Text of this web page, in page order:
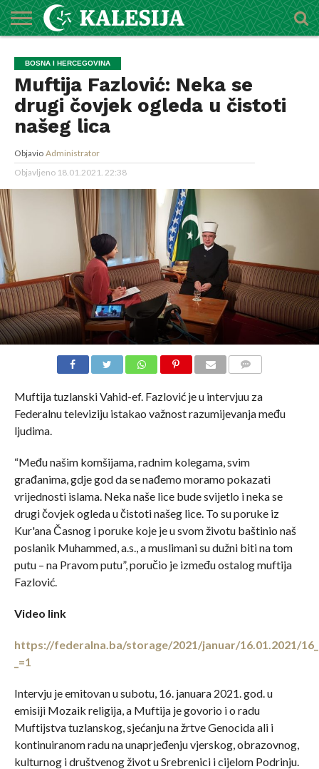
O
MEDŽLISU
DŽEMATI
IMAMI
MEKTEBSKI
CENTAR
VIJESTI
HUTBE
NAJAVE
KALENDAR
KONTAKT
BOSNA I HERCEGOVINA
Muftija Fazlović: Neka se
drugi čovjek ogleda u čistoti
našeg lica
Objavio Administrator
Objavljeno 18.01.2021. 22:38
Muftija tuzlanski Vahid-ef. Fazlović je u intervjuu za
Federalnu televiziju istakao važnost razumijevanja među
ljudima.
“Među našim komšijama, radnim kolegama, svim
građanima, gdje god da se nađemo moramo pokazati
vrijednosti islama. Neka naše lice bude svijetlo i neka se
drugi čovjek ogleda u čistoti našeg lice. To su poruke iz
Kur'ana Časnog i poruke koje je u svom životu baštinio naš
poslanik Muhammed, a.s., a muslimani su dužni biti na tom
putu – na Pravom putu”, poručio je između ostalog muftija
Fazlović.
Video link
https://federalna.ba/storage/2021/januar/16.01.2021/
_=1
Intervju je emitovan u subotu, 16. januara 2021. god. u
emisiji Mozaik religija, a Muftija je govorio i o radu
Muftijstva tuzlanskog, sjećanju na žrtve Genocida ali i
kontinuiranom radu na unaprjeđenju vjerskog, obrazovnog,
kulturnog i društvenog život u Srebrenici i cijelom Podrinju.